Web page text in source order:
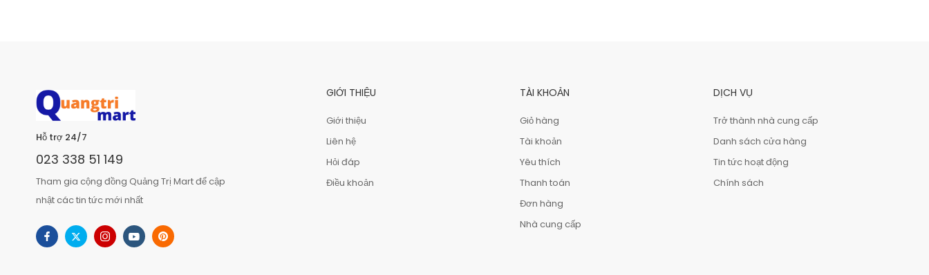
Hỗ trợ 24/7
023 338 51 149
Tham gia cộng đồng Quảng Trị Mart để cập
nhật các tin tức mới nhất
GIỚI THIỆU
Giới thiệu
Liên hệ
Hỏi đáp
Điều khoản
TÀI KHOẢN
Giỏ hàng
Tài khoản
Yêu thích
Thanh toán
Đơn hàng
Nhà cung cấp
DỊCH VỤ
Trở thành nhà cung cấp
Danh sách cửa hàng
Tin tức hoạt động
Chính sách